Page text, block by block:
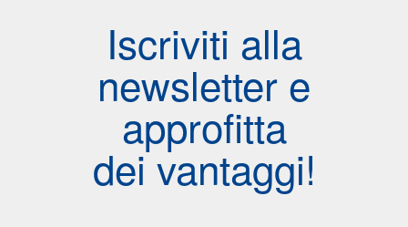
Iscriviti alla
newsletter e
approfitta
dei vantaggi!